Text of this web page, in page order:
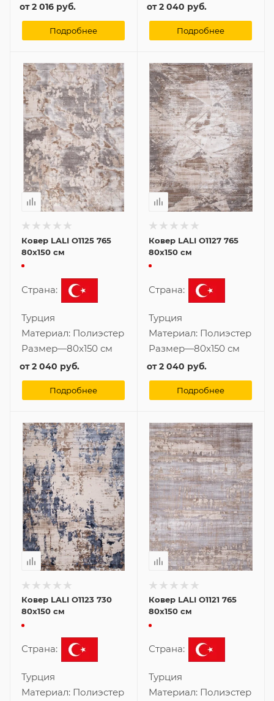
от2 016 руб.
Подробнее
от2 040 руб.
Подробнее
Ковер LALI O1125 765
80x150 см
Страна:
Турция
Материал: Полиэстер
Размер—80x150 см
от2 040 руб.
Подробнее
Ковер LALI O1127 765
80x150 см
Страна:
Турция
Материал: Полиэстер
Размер—80x150 см
от2 040 руб.
Подробнее
Ковер LALI O1123 730
80x150 см
Страна:
Турция
Материал: Полиэстер
Ковер LALI O1121 765
80x150 см
Страна:
Турция
Материал: Полиэстер